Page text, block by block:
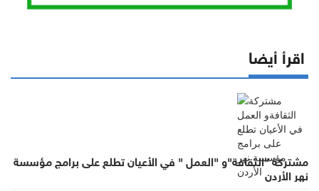
اقرأ أيضا
مشتركة "الثقافة"و "العمل " في الأعيان تطلع على برامج مؤسسة
نهر الأردن